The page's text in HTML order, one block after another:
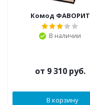
Комод ФАВОРИТ
В наличии
от 9 310 руб.
В корзину